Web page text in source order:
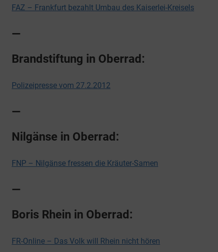
FAZ – Frankfurt bezahlt Umbau des Kaiserlei-Kreisels
—
Brandstiftung in Oberrad:
Polizeipresse vom 27.2.2012
—
Nilgänse in Oberrad:
FNP – Nilgänse fressen die Kräuter-Samen
—
Boris Rhein in Oberrad:
FR-Online – Das Volk will Rhein nicht hören